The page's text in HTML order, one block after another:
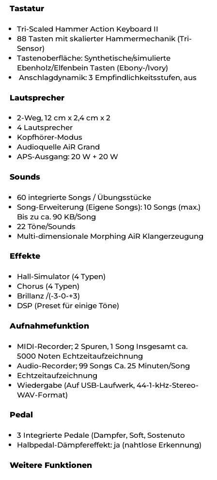
Tastatur
Tri-Scaled Hammer Action Keyboard II
88 Tasten mit skalierter Hammermechanik (Tri-
Sensor)
Tastenoberfläche: Synthetische/simulierte
Ebenholz/Elfenbein Tasten (Ebony-/Ivory)
Anschlagdynamik: 3 Empfindlichkeitsstufen, aus
Lautsprecher
2-Weg, 12 cm x 2,4 cm x 2
4 Lautsprecher
Kopfhörer-Modus
Audioquelle AiR Grand
APS-Ausgang: 20 W + 20 W
Sounds
60 integrierte Songs / Übungsstücke
Song-Erweiterung (Eigene Songs): 10 Songs (max.)
Bis zu ca. 90 KB/Song
22 Töne/Sounds
Multi-dimensionale Morphing AiR Klangerzeugung
Effekte
Hall-Simulator (4 Typen)
Chorus (4 Typen)
Brillanz /(-3-0-+3)
DSP (Preset für einige Töne)
Aufnahmefunktion
MIDI-Recorder; 2 Spuren, 1 Song Insgesamt ca.
5000 Noten Echtzeitaufzeichnung
Audio-Recorder; 99 Songs Ca. 25 Minuten/Song
Echtzeitaufzeichnung
Wiedergabe (Auf USB-Laufwerk, 44-1-kHz-Stereo-
WAV-Format)
Pedal
3 Integrierte Pedale (Dampfer, Soft, Sostenuto
Halbpedal-Dämpfereffekt: ja (nahtlose Erkennung)
Weitere Funktionen